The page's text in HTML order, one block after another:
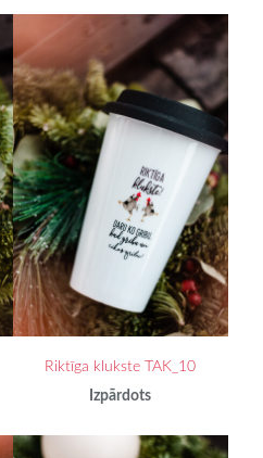
Riktīga klukste TAK_10
Izpārdots